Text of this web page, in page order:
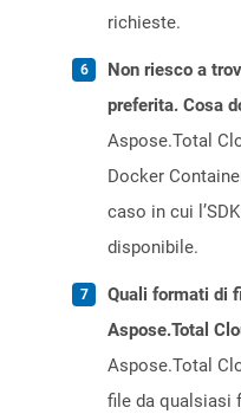
richieste.
Non riesco a
preferita. Cosa
Aspose.Total
Docker
caso in cui
disponibile.
Quali formati di
Aspose.Total
Aspose.Total
file da qualsiasi